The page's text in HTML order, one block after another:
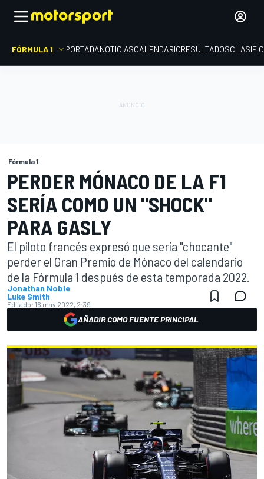
FÓRMULA 1 PORTADANOTICIASCALENDARIORESULTADOS
Fórmula 1
PERDER MÓNACO DE LA F1
SERÍA COMO UN "SHOCK"
PARA GASLY
El piloto francés expresó que sería "chocante"
perder el Gran Premio de Mónaco del calendario
de la Fórmula 1 después de esta temporada 2022.
Jonathan Noble
Luke Smith
Editado: 16 may 2022, 2:39
AÑADIR COMO FUENTE PRINCIPAL